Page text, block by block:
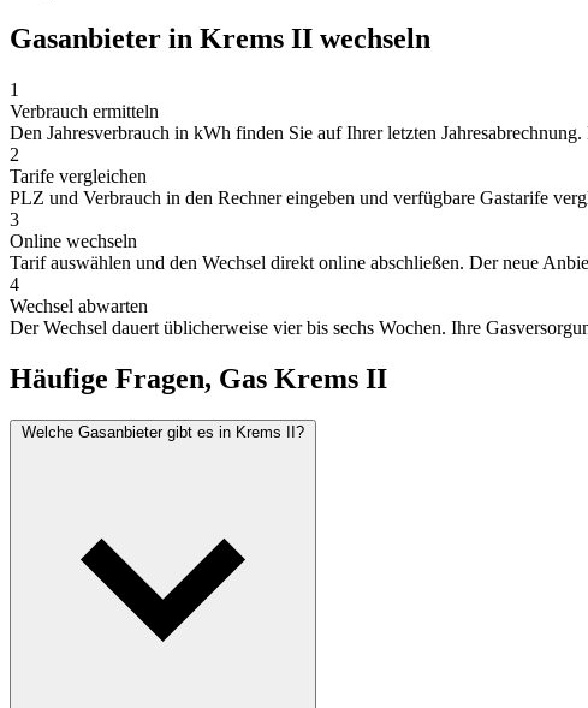
Gasanbieter in Krems II wechseln
1
Verbrauch ermitteln
Den Jahresverbrauch in kWh finden Sie auf Ihrer letzten
2
Tarife vergleichen
PLZ und Verbrauch in den Rechner eingeben und verfügbare Gastarife
3
Online wechseln
Tarif auswählen und den Wechsel direkt online abschließen. Der neue
4
Wechsel abwarten
Der Wechsel dauert üblicherweise vier bis sechs Wochen. Ihre
Häufige Fragen, Gas Krems II
Welche Gasanbieter gibt es in Krems II?